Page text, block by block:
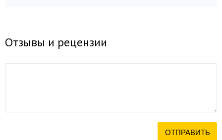
Отзывы и рецензии